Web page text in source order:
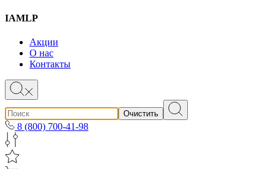
IAMLP
Акции
О нас
Контакты
Очистить
8 (800) 700-41-98